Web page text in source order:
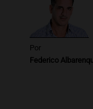
Por
Federico